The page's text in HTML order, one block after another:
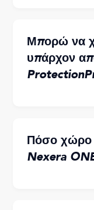
για τους
Μπορώ να
υπάρχον
Πόσο χώρο
Nexera